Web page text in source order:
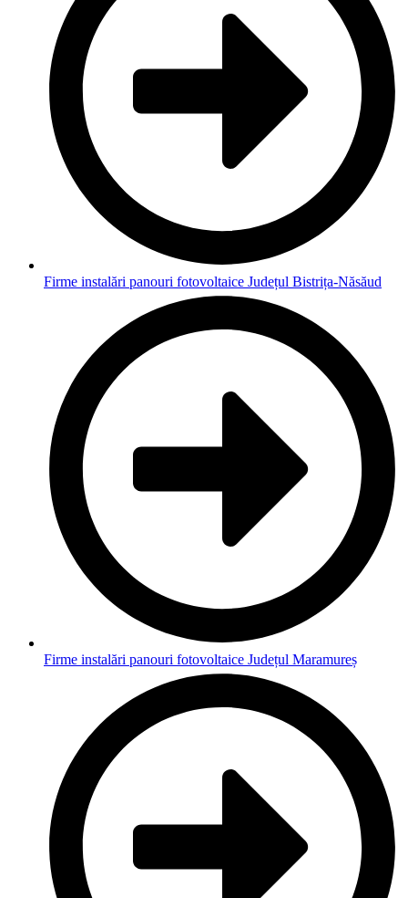
Firme instalări panouri fotovoltaice Județul Bistrița-Năsăud
Firme instalări panouri fotovoltaice Județul Maramureș